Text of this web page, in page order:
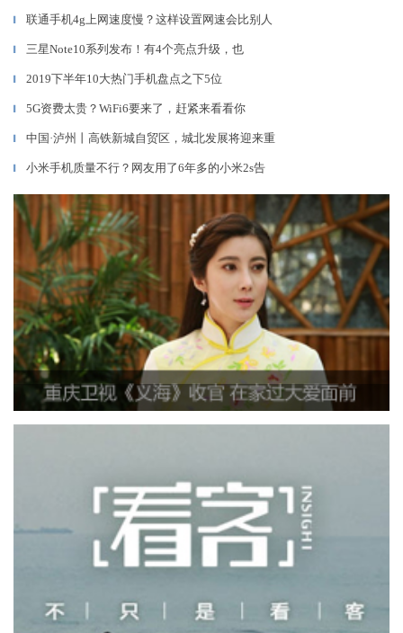
▎ 联通手机4g上网速度慢？这样设置网速会比别人
▎ 三星Note10系列发布！有4个亮点升级，也
▎ 2019下半年10大热门手机盘点之下5位
▎ 5G资费太贵？WiFi6要来了，赶紧来看看你
▎ 中国·泸州丨高铁新城自贸区，城北发展将迎来重
▎ 小米手机质量不行？网友用了6年多的小米2s告